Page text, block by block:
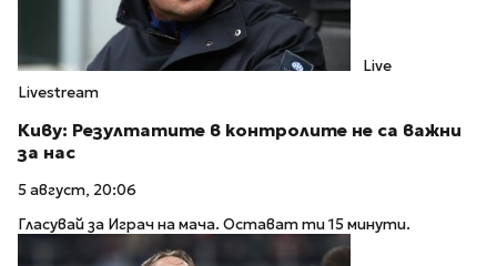
Live
Livestream
Киву: Резултатите в контролите не са важни
за нас
5 август, 20:06
Гласувай за Играч на мача. Остават ти 15 минути.